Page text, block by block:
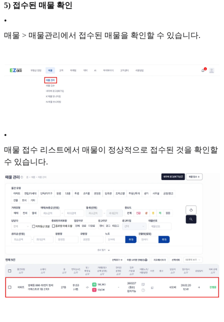
5) 접수된 매물 확인
•
매물 > 매물관리에서 접수된 매물을 확인할 수 있습니다.
•
매물 접수 리스트에서 매물이 정상적으로 접수된 것을 확인할
수 있습니다.